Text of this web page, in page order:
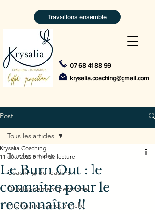
Travaillons ensemble
07 68 41 88 99
krysalia.coaching@gmail.com
Post
Tous les articles
Coaching de leaders
Développement personnel
Intelligence émotionnelle
Tous les articles
Le Burn Out : le
connaître pour le
reconnaître !!
Krysalia-Coaching
11 déc. 2022 5 min de lecture